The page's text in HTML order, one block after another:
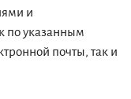
и
по указанным
почты, так и